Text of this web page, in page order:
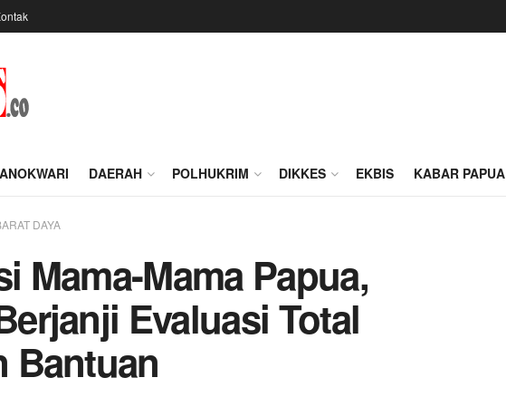
DAERAH POLHUKRIM DIKKES EKBIS KABAR PAPUA
DAYA
Mama-Mama Papua,
Evaluasi Total
Bantuan